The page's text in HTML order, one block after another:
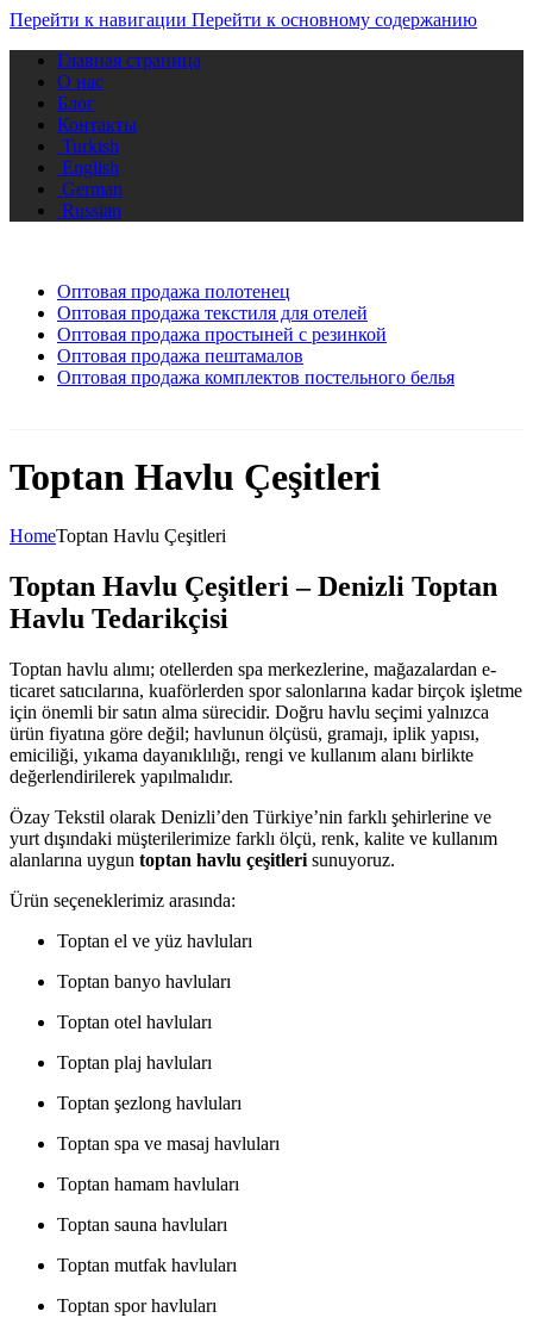
Перейти к навигации Перейти к основному содержанию
Главная страница
О нас
Блог
Контакты
Turkish
English
German
Russian
Оптовая продажа полотенец
Оптовая продажа текстиля для отелей
Оптовая продажа простыней с резинкой
Оптовая продажа пештамалов
Оптовая продажа комплектов постельного белья
Toptan Havlu Çeşitleri
HomeToptan Havlu Çeşitleri
Toptan Havlu Çeşitleri – Denizli Toptan
Havlu Tedarikçisi
Toptan havlu alımı; otellerden spa merkezlerine, mağazalardan e-
ticaret satıcılarına, kuaförlerden spor salonlarına kadar birçok işletme
için önemli bir satın alma sürecidir. Doğru havlu seçimi yalnızca
ürün fiyatına göre değil; havlunun ölçüsü, gramajı, iplik yapısı,
emiciliği, yıkama dayanıklılığı, rengi ve kullanım alanı birlikte
değerlendirilerek yapılmalıdır.
Özay Tekstil olarak Denizli’den Türkiye’nin farklı şehirlerine ve
yurt dışındaki müşterilerimize farklı ölçü, renk, kalite ve kullanım
alanlarına uygun toptan havlu çeşitleri sunuyoruz.
Ürün seçeneklerimiz arasında:
Toptan el ve yüz havluları
Toptan banyo havluları
Toptan otel havluları
Toptan plaj havluları
Toptan şezlong havluları
Toptan spa ve masaj havluları
Toptan hamam havluları
Toptan sauna havluları
Toptan mutfak havluları
Toptan spor havluları